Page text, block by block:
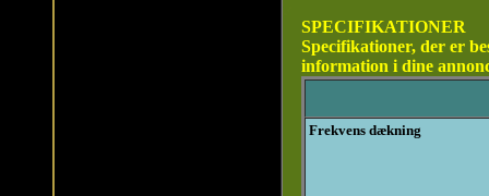
SPECIFIKATIONER
Specifikationer, der er
information i dine
Frekvens dækning